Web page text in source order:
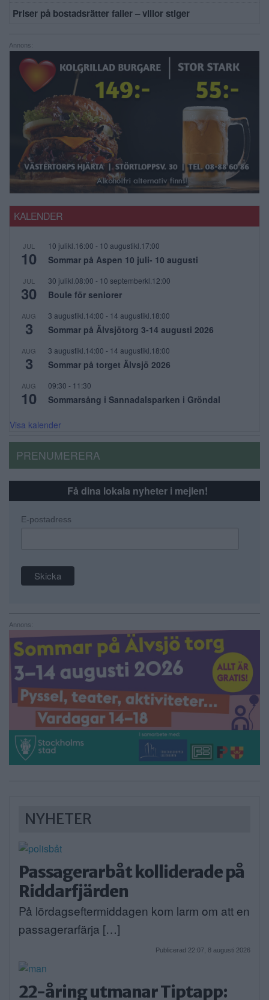
Priser på bostadsrätter faller – villor stiger
Annons:
KALENDER
JUL
10
10 julikl.16:00 - 10 augustikl.17:00
Sommar på Aspen 10 juli- 10 augusti
JUL
30
30 julikl.08:00 - 10 septemberkl.12:00
Boule för seniorer
AUG
3
3 augustikl.14:00 - 14 augustikl.18:00
Sommar på Älvsjötorg 3-14 augusti 2026
AUG
3
3 augustikl.14:00 - 14 augustikl.18:00
Sommar på torget Älvsjö 2026
AUG
10
09:30 - 11:30
Sommarsång i Sannadalsparken i Gröndal
Visa kalender
PRENUMERERA
Få dina lokala nyheter i mejlen!
E-postadress
Annons:
NYHETER
Passagerarbåt kolliderade på
Riddarfjärden
På lördagseftermiddagen kom larm om att en
passagerarfärja […]
Publicerad 22:07, 8 augusti 2026
22-åring utmanar Tiptapp: